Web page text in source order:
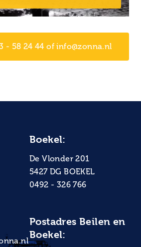
- 58 24 44 of info@zonna.nl
Boekel:
De Vlonder 201
5427 DG BOEKEL
0492 - 326 766
Postadres Beilen en
Boekel: